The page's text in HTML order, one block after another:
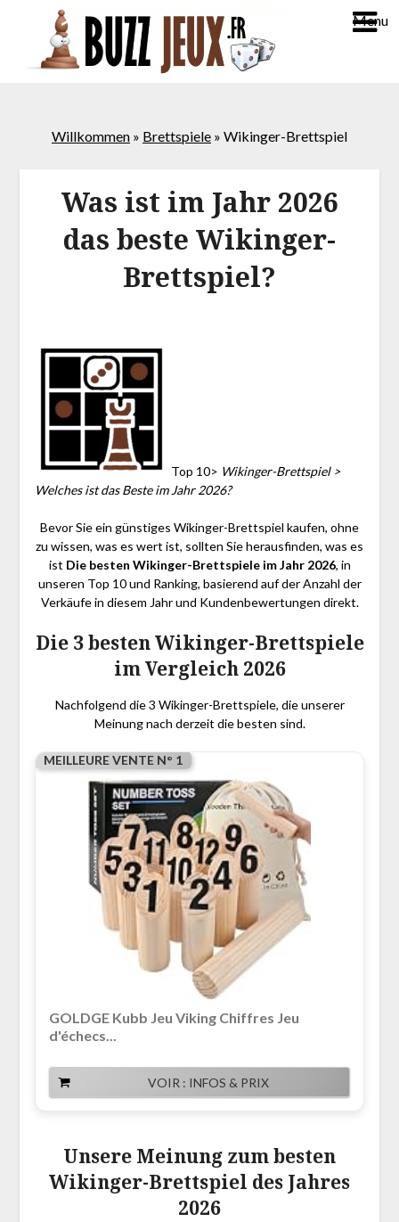
Menu
Willkommen » Brettspiele » Wikinger-Brettspiel
Was ist im Jahr 2026
das beste Wikinger-
Brettspiel?
Top 10> Wikinger-Brettspiel >
Welches ist das Beste im Jahr 2026?
Bevor Sie ein günstiges Wikinger-Brettspiel kaufen, ohne
zu wissen, was es wert ist, sollten Sie herausfinden, was es
ist Die besten Wikinger-Brettspiele im Jahr 2026, in
unseren Top 10 und Ranking, basierend auf der Anzahl der
Verkäufe in diesem Jahr und Kundenbewertungen direkt.
Die 3 besten Wikinger-Brettspiele
im Vergleich 2026
Nachfolgend die 3 Wikinger-Brettspiele, die unserer
Meinung nach derzeit die besten sind.
MEILLEURE VENTE N° 1
GOLDGE Kubb Jeu Viking Chiffres Jeu
d'échecs...
VOIR : INFOS & PRIX
Unsere Meinung zum besten
Wikinger-Brettspiel des Jahres
2026